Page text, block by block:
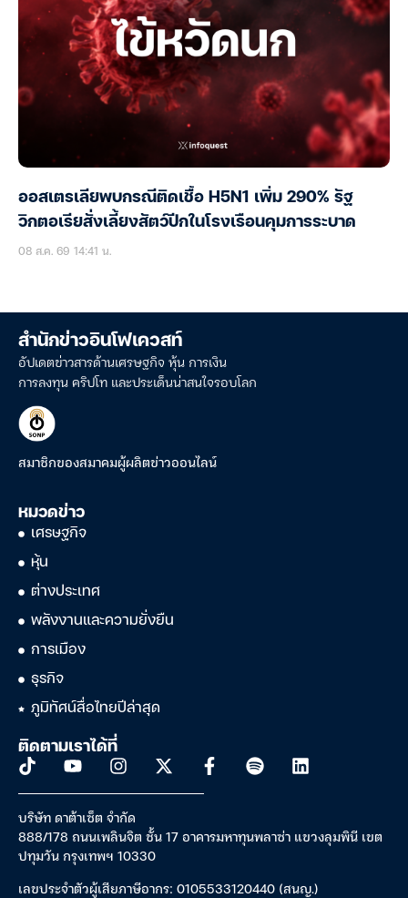
ออสเตรเลียพบกรณีติดเชื้อ H5N1 เพิ่ม 290% รัฐ
วิกตอเรียสั่งเลี้ยงสัตว์ปีกในโรงเรือนคุมการระบาด
08 ส.ค. 69 14:41 น.
สำนักข่าวอินโฟเควสท์
อัปเดตข่าวสารด้านเศรษฐกิจ หุ้น การเงิน
การลงทุน คริปโท และประเด็นน่าสนใจรอบโลก
สมาชิกของสมาคมผู้ผลิตข่าวออนไลน์
หมวดข่าว
เศรษฐกิจ
หุ้น
ต่างประเทศ
พลังงานและความยั่งยืน
การเมือง
ธุรกิจ
ภูมิทัศน์สื่อไทยปีล่าสุด
ติดตามเราได้ที่
บริษัท ดาต้าเซ็ต จำกัด
888/178 ถนนเพลินจิต ชั้น 17 อาคารมหาทุนพลาซ่า แขวงลุมพินี เขต
ปทุมวัน กรุงเทพฯ 10330
เลขประจำตัวผู้เสียภาษีอากร: 0105533120440 (สนญ.)